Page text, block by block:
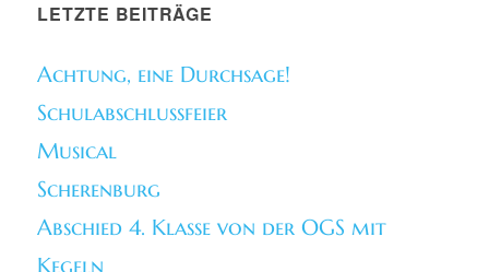
LETZTE BEITRÄGE
Achtung, eine Durchsage!
Schulabschlussfeier
Musical
Scherenburg
Abschied 4. Klasse von der OGS mit
Kegeln